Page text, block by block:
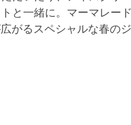
と一緒に。マーマレー
がるスペシャルな春の